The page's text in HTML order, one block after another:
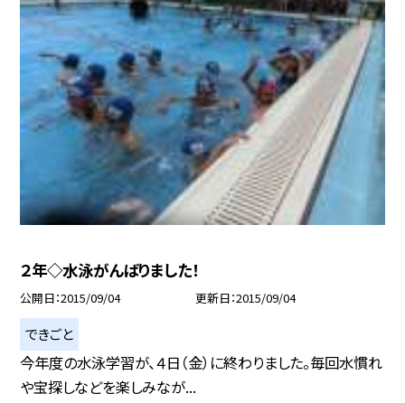
２年◇水泳がんばりました！
公開日 2015/09/04 更新日 2015/09/04
できごと
今年度の水泳学習が、４日（金）に終わりました。毎回水慣れ
や宝探しなどを楽しみなが...